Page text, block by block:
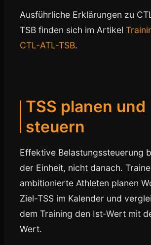
Ausführliche Erklärungen zu
TSB finden sich im Artikel
CTL-ATL-TSB.
TSS planen und
steuern
Effektive Belastungssteuerung
der Einheit, nicht danach.
ambitionierte Athleten planen
Ziel-TSS im Kalender und
dem Training den Ist-Wert mit
Wert.